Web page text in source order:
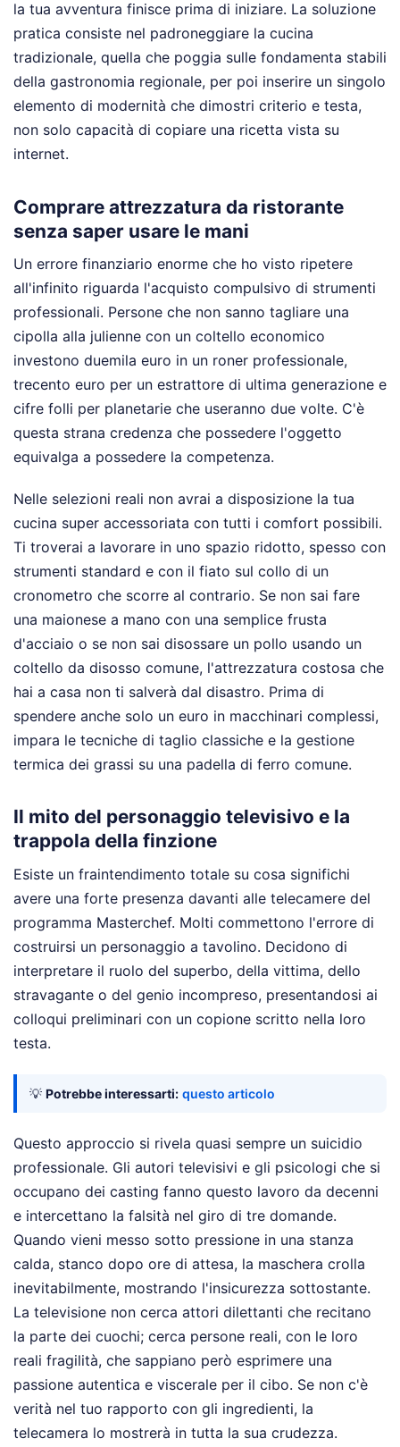
la tua avventura finisce prima di iniziare. La soluzione
pratica consiste nel padroneggiare la cucina
tradizionale, quella che poggia sulle fondamenta stabili
della gastronomia regionale, per poi inserire un singolo
elemento di modernità che dimostri criterio e testa,
non solo capacità di copiare una ricetta vista su
internet.
Comprare attrezzatura da ristorante
senza saper usare le mani
Un errore finanziario enorme che ho visto ripetere
all'infinito riguarda l'acquisto compulsivo di strumenti
professionali. Persone che non sanno tagliare una
cipolla alla julienne con un coltello economico
investono duemila euro in un roner professionale,
trecento euro per un estrattore di ultima generazione e
cifre folli per planetarie che useranno due volte. C'è
questa strana credenza che possedere l'oggetto
equivalga a possedere la competenza.
Nelle selezioni reali non avrai a disposizione la tua
cucina super accessoriata con tutti i comfort possibili.
Ti troverai a lavorare in uno spazio ridotto, spesso con
strumenti standard e con il fiato sul collo di un
cronometro che scorre al contrario. Se non sai fare
una maionese a mano con una semplice frusta
d'acciaio o se non sai disossare un pollo usando un
coltello da disosso comune, l'attrezzatura costosa che
hai a casa non ti salverà dal disastro. Prima di
spendere anche solo un euro in macchinari complessi,
impara le tecniche di taglio classiche e la gestione
termica dei grassi su una padella di ferro comune.
Il mito del personaggio televisivo e la
trappola della finzione
Esiste un fraintendimento totale su cosa significhi
avere una forte presenza davanti alle telecamere del
programma Masterchef. Molti commettono l'errore di
costruirsi un personaggio a tavolino. Decidono di
interpretare il ruolo del superbo, della vittima, dello
stravagante o del genio incompreso, presentandosi ai
colloqui preliminari con un copione scritto nella loro
testa.
💡 Potrebbe interessarti: questo articolo
Questo approccio si rivela quasi sempre un suicidio
professionale. Gli autori televisivi e gli psicologi che si
occupano dei casting fanno questo lavoro da decenni
e intercettano la falsità nel giro di tre domande.
Quando vieni messo sotto pressione in una stanza
calda, stanco dopo ore di attesa, la maschera crolla
inevitabilmente, mostrando l'insicurezza sottostante.
La televisione non cerca attori dilettanti che recitano
la parte dei cuochi; cerca persone reali, con le loro
reali fragilità, che sappiano però esprimere una
passione autentica e viscerale per il cibo. Se non c'è
verità nel tuo rapporto con gli ingredienti, la
telecamera lo mostrerà in tutta la sua crudezza.